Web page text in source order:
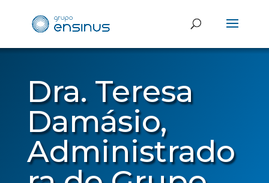
Dra. Teresa
Damásio,
Administrado